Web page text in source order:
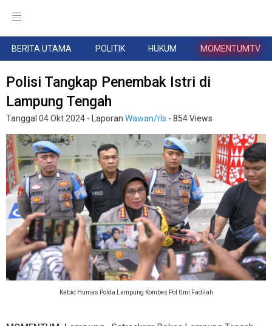
BERITA UTAMA POLITIK HUKUM MOMENTUMTV
Polisi Tangkap Penembak Istri di
Lampung Tengah
Tanggal 04 Okt 2024 - Laporan Wawan/rls - 854 Views
Kabid Humas Polda Lampung Kombes Pol Umi Fadilah